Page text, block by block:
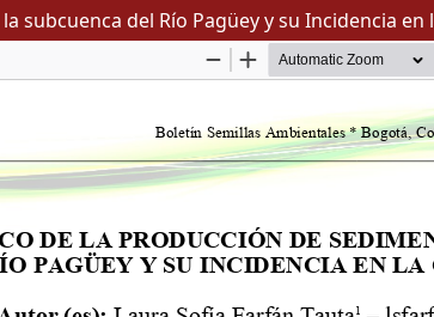
subcuenca del Río Pagüey y su Incidencia en